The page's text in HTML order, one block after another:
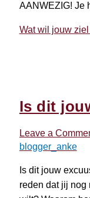
AANWEZIG! Je
Wat wil jouw
Is dit
Leave a
blogger_anke
Is dit jouw
reden dat jij nog